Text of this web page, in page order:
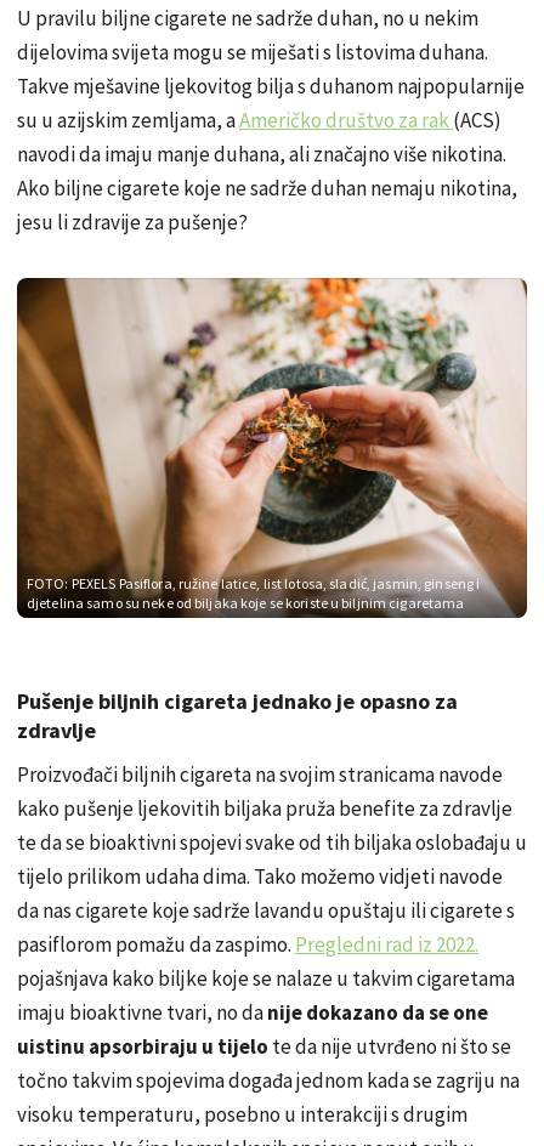
U pravilu biljne cigarete ne sadrže duhan, no u nekim
dijelovima svijeta mogu se miješati s listovima duhana.
Takve mješavine ljekovitog bilja s duhanom najpopularnije
su u azijskim zemljama, aAmeričko društvo za rak(ACS)
navodi da imaju manje duhana, ali značajno više nikotina.
Ako biljne cigarete koje ne sadrže duhan nemaju nikotina,
jesu li zdravije za pušenje?
FOTO: PEXELS Pasiflora, ružine latice, list lotosa, sladić, jasmin, ginseng i
djetelina samo su neke od biljaka koje se koriste u biljnim cigaretama
Pušenje biljnih cigareta jednako je opasno za
zdravlje
Proizvođači biljnih cigareta na svojim stranicama navode
kako pušenje ljekovitih biljaka pruža benefite za zdravlje
te da se bioaktivni spojevi svake od tih biljaka oslobađaju u
tijelo prilikom udaha dima. Tako možemo vidjeti navode
da nas cigarete koje sadrže lavandu opuštaju ili cigarete s
pasiflorom pomažu da zaspimo. Pregledni rad iz 2022.
pojašnjava kako biljke koje se nalaze u takvim cigaretama
imaju bioaktivne tvari, no danije dokazano da se one
uistinu apsorbiraju u tijelo te da nije utvrđeno ni što se
točno takvim spojevima događa jednom kada se zagriju na
visoku temperaturu, posebno u interakciji s drugim